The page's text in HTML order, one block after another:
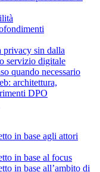
privacy sin dalla
servizio digitale
quando necessario
architettura,
DPO
in base agli attori
in base al focus
in base all’ambito di